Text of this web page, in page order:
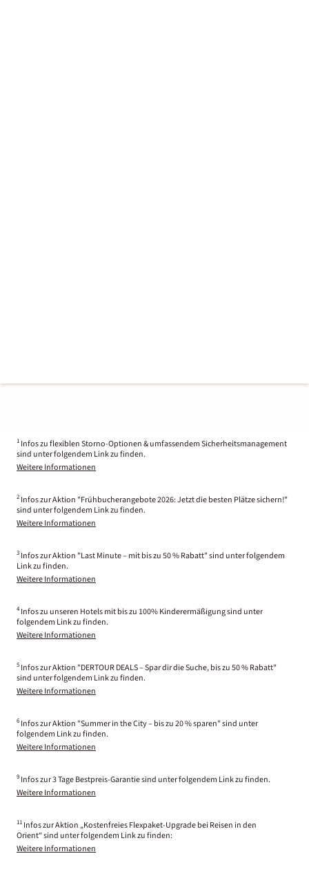
1 Infos zu flexiblen Storno-Optionen & umfassendem Sicherheitsmanagement
sind unter folgendem Link zu finden.
Weitere Informationen
2 Infos zur Aktion "Frühbucherangebote 2026: Jetzt die besten Plätze sichern!"
sind unter folgendem Link zu finden.
Weitere Informationen
3 Infos zur Aktion "Last Minute – mit bis zu 50 % Rabatt" sind unter folgendem
Link zu finden.
Weitere Informationen
4 Infos zu unseren Hotels mit bis zu 100% Kinderermäßigung sind unter
folgendem Link zu finden.
Weitere Informationen
5 Infos zur Aktion "DERTOUR DEALS – Spar dir die Suche, bis zu 50 % Rabatt"
sind unter folgendem Link zu finden.
Weitere Informationen
6 Infos zur Aktion "Summer in the City – bis zu 20 % sparen" sind unter
folgendem Link zu finden.
Weitere Informationen
9 Infos zur 3 Tage Bestpreis-Garantie sind unter folgendem Link zu finden.
Weitere Informationen
11 Infos zur Aktion „Kostenfreies Flexpaket-Upgrade bei Reisen in den
Orient“ sind unter folgendem Link zu finden:
Weitere Informationen